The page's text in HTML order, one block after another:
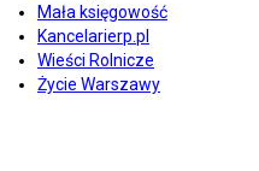
Mała księgowość
Kancelarierp.pl
Wieści Rolnicze
Życie Warszawy